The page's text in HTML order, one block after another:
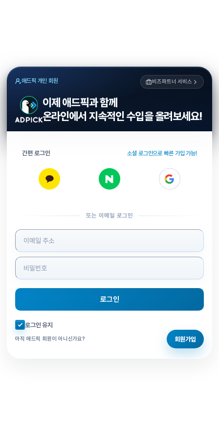
애드픽 개인 회원 비즈파트너 서비스
이제 애드픽과 함께
온라인에서 지속적인 수입을 올려보세요!
간편 로그인 소셜 로그인으로 빠른 가입 가능!
또는 이메일 로그인
로그인 정보 입력
로그인
자동로그인 체크
로그인 유지
아직 애드픽 회원이 아니신가요? 회원가입